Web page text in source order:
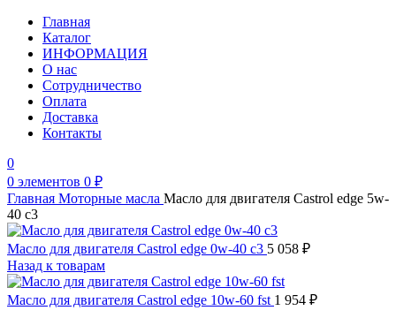
Главная
Каталог
ИНФОРМАЦИЯ
О нас
Сотрудничество
Оплата
Доставка
Контакты
0
0 элементов 0 ₽
Главная Моторные масла Масло для двигателя Castrol edge 5w-
40 c3
Масло для двигателя Castrol edge 0w-40 c3 5 058 ₽
Назад к товарам
Масло для двигателя Castrol edge 10w-60 fst 1 954 ₽